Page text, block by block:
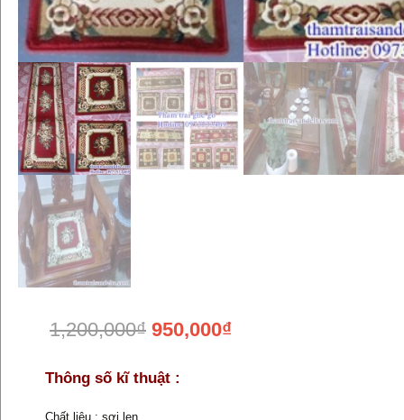
1,200,000₫ 950,000₫
Thông số kĩ thuật :
Chất liệu : sợi len